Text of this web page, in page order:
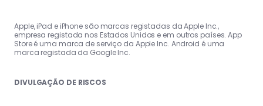
Apple, iPad e iPhone são marcas registadas da Apple Inc.,
empresa registada nos Estados Unidos e em outros países. App
Store é uma marca de serviço da Apple Inc. Android é uma
marca registada da Google Inc.
DIVULGAÇÃO DE RISCOS